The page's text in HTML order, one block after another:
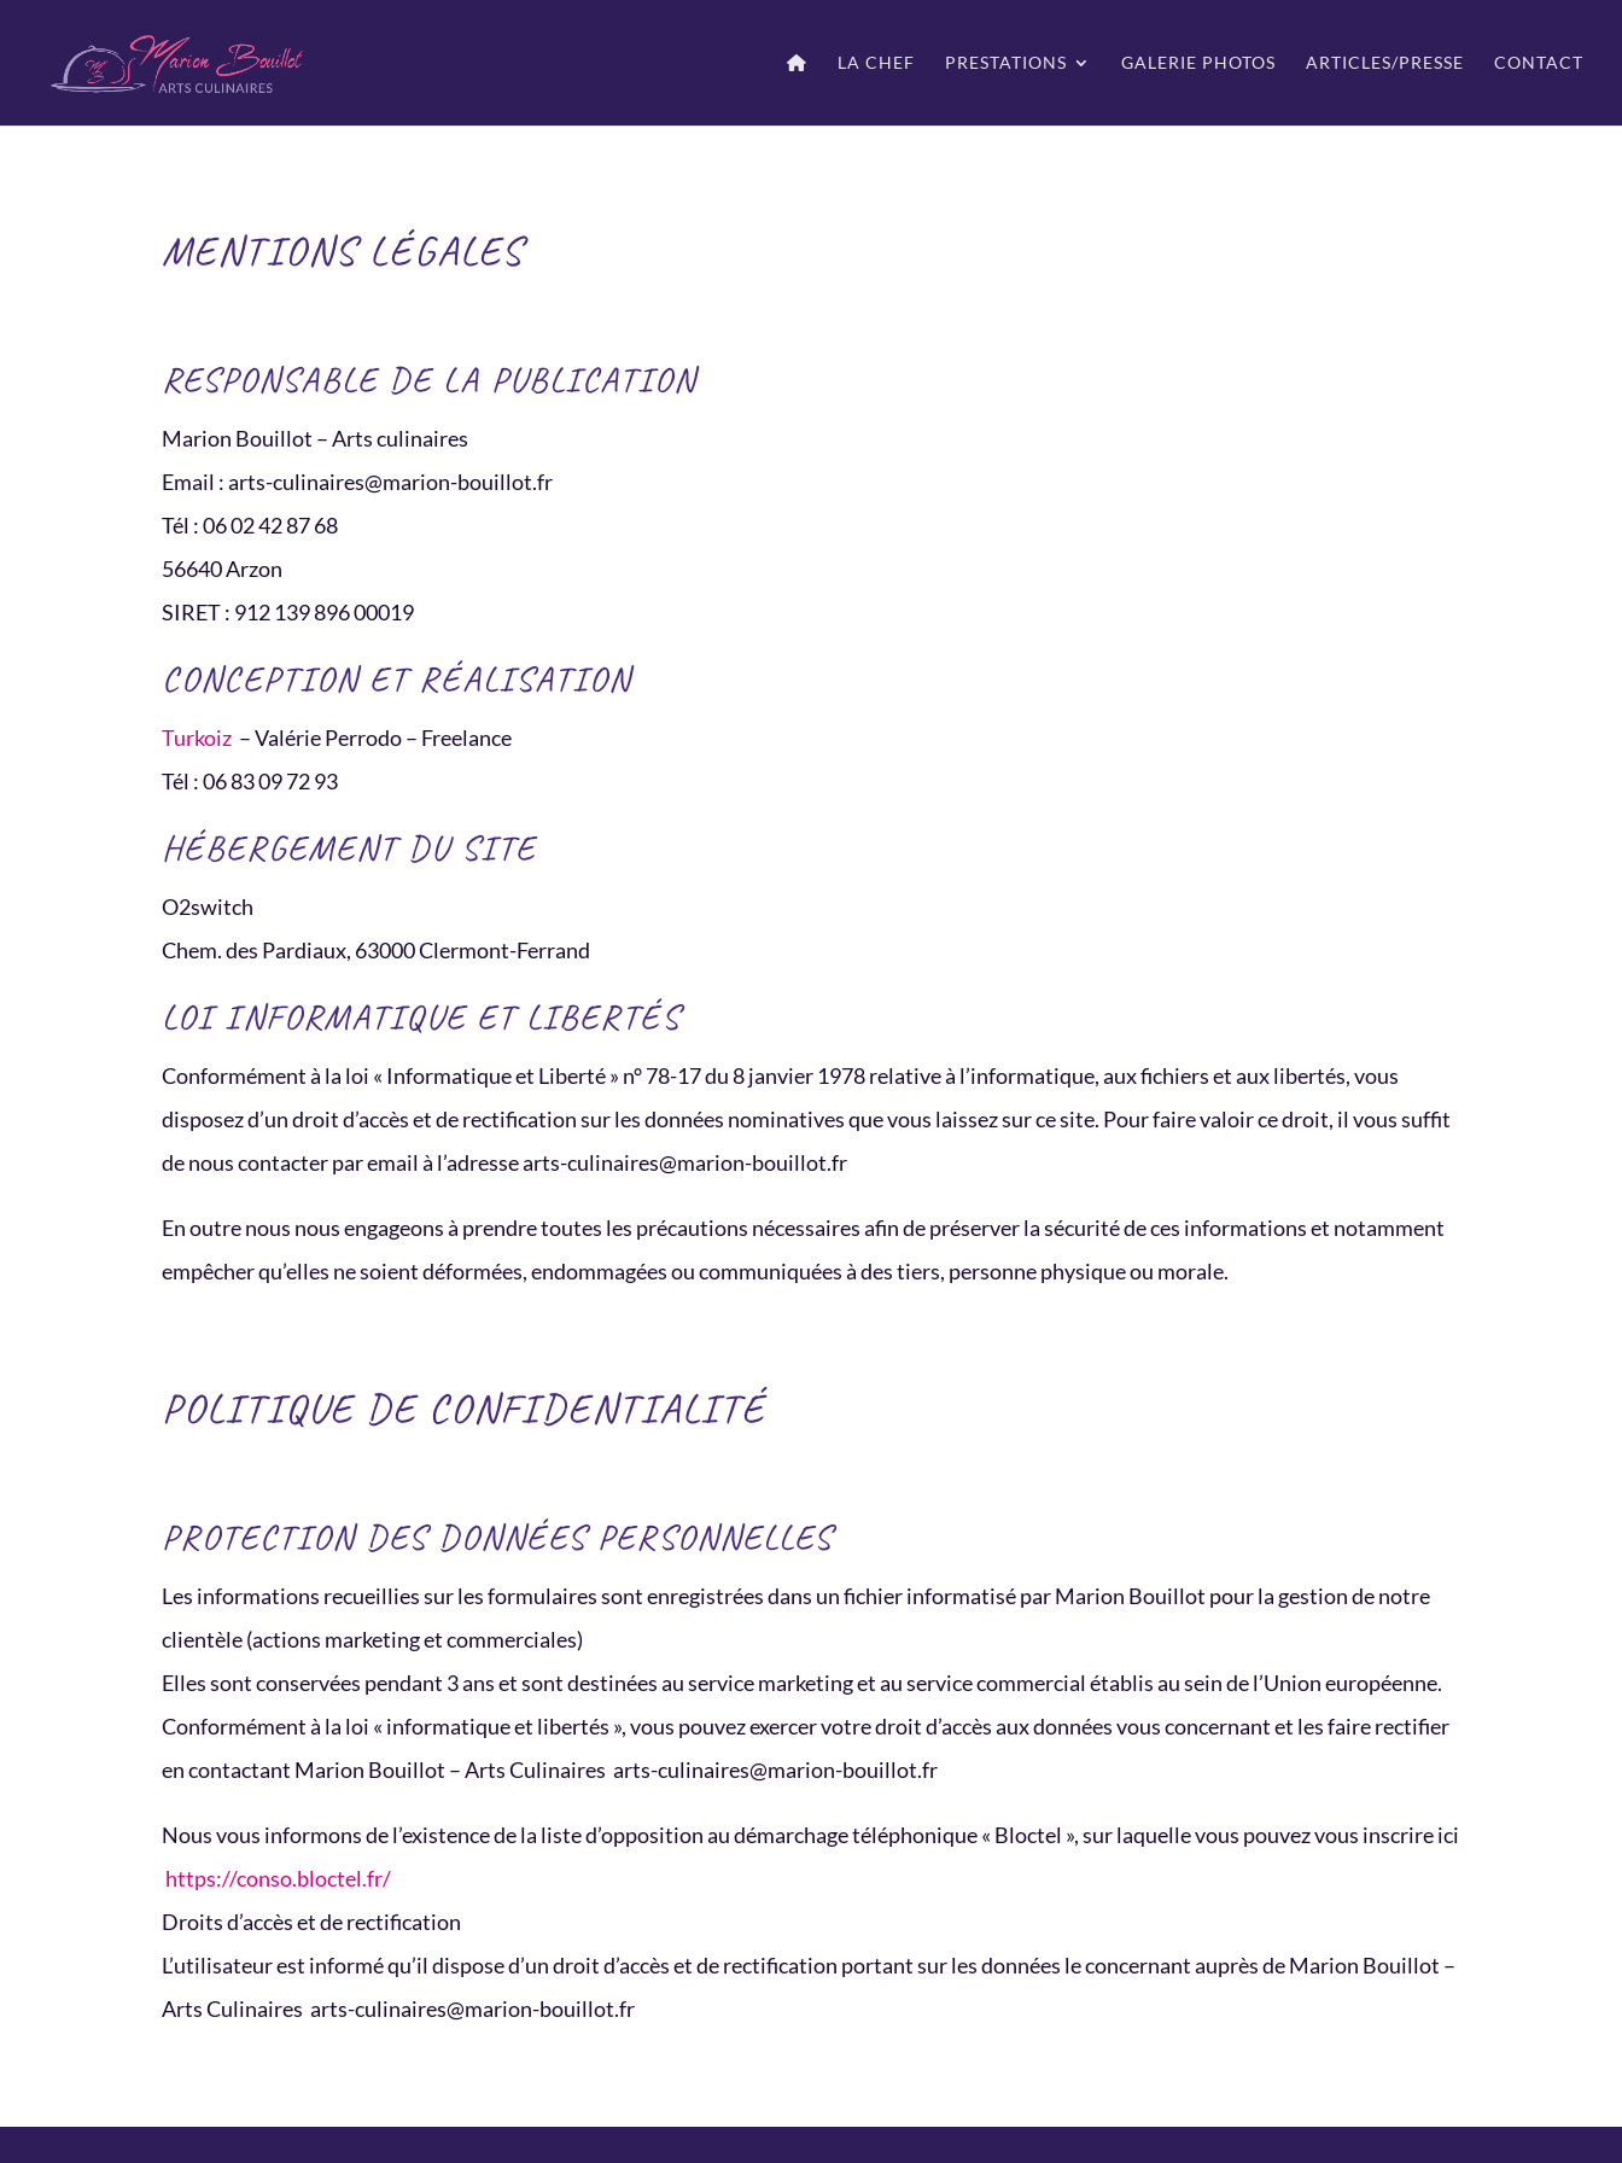
LA CHEF PRESTATIONS GALERIE PHOTOS ARTICLES/PRESSE CONTACT
MENTIONS LÉGALES
RESPONSABLE DE LA PUBLICATION
Marion Bouillot – Arts culinaires
Email : arts-culinaires@marion-bouillot.fr
Tél : 06 02 42 87 68
56640 Arzon
SIRET : 912 139 896 00019
CONCEPTION ET RÉALISATION
Turkoiz – Valérie Perrodo – Freelance
Tél : 06 83 09 72 93
HÉBERGEMENT DU SITE
O2switch
Chem. des Pardiaux, 63000 Clermont-Ferrand
LOI INFORMATIQUE ET LIBERTÉS
Conformément à la loi « Informatique et Liberté » n° 78-17 du 8 janvier 1978 relative à l’informatique, aux fichiers et aux libertés, vous
disposez d’un droit d’accès et de rectification sur les données nominatives que vous laissez sur ce site. Pour faire valoir ce droit, il vous suffit
de nous contacter par email à l’adressearts-culinaires@marion-bouillot.fr
En outre nous nous engageons à prendre toutes les précautions nécessaires afin de préserver la sécurité de ces informations et notamment
empêcher qu’elles ne soient déformées, endommagées ou communiquées à des tiers, personne physique ou morale.
POLITIQUE DE CONFIDENTIALITÉ
PROTECTION DES DONNÉES PERSONNELLES
Les informations recueillies sur les formulaires sont enregistrées dans un fichier informatisé par Marion Bouillot pour la gestion de notre
clientèle (actions marketing et commerciales)
Elles sont conservées pendant 3 ans et sont destinées au service marketing et au service commercial établis au sein de l’Union européenne.
Conformément à la loi « informatique et libertés », vous pouvez exercer votre droit d’accès aux données vous concernant et les faire rectifier
en contactant Marion Bouillot – Arts Culinaires arts-culinaires@marion-bouillot.fr
Nous vous informons de l’existence de la liste d’opposition au démarchage téléphonique « Bloctel », sur laquelle vous pouvez vous inscrire ici
https://conso.bloctel.fr/
Droits d’accès et de rectification
L’utilisateur est informé qu’il dispose d’un droit d’accès et de rectification portant sur les données le concernant auprès de Marion Bouillot –
Arts Culinaires arts-culinaires@marion-bouillot.fr